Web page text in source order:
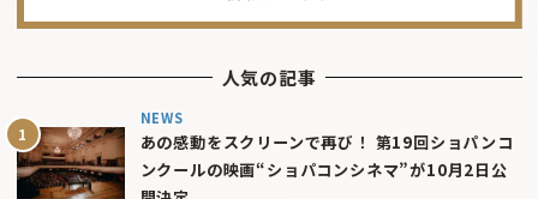
人気の記事
NEWS
あの感動をスクリーンで再び！ 第19回ショパンコ
ンクールの映画“ショパコンシネマ”が10月2日公